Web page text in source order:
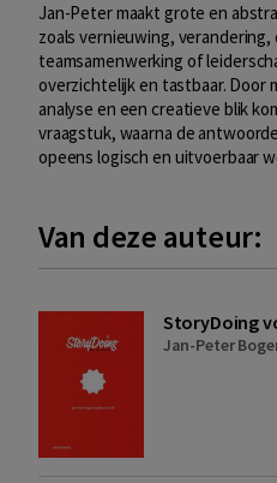
Jan-Peter maakt grote en
zoals vernieuwing,
teamsamenwerking of
overzichtelijk en tastbaar. Door
analyse en een creatieve blik
vraagstuk, waarna de
opeens logisch en uitvoerbaar
Van deze auteur:
StoryDoing
Jan-Peter